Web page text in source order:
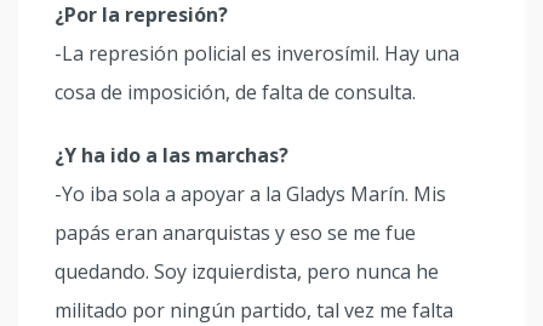
¿Por la represión?
-La represión policial es inverosímil. Hay una
cosa de imposición, de falta de consulta.
¿Y ha ido a las marchas?
-Yo iba sola a apoyar a la Gladys Marín. Mis
papás eran anarquistas y eso se me fue
quedando. Soy izquierdista, pero nunca he
militado por ningún partido, tal vez me falta